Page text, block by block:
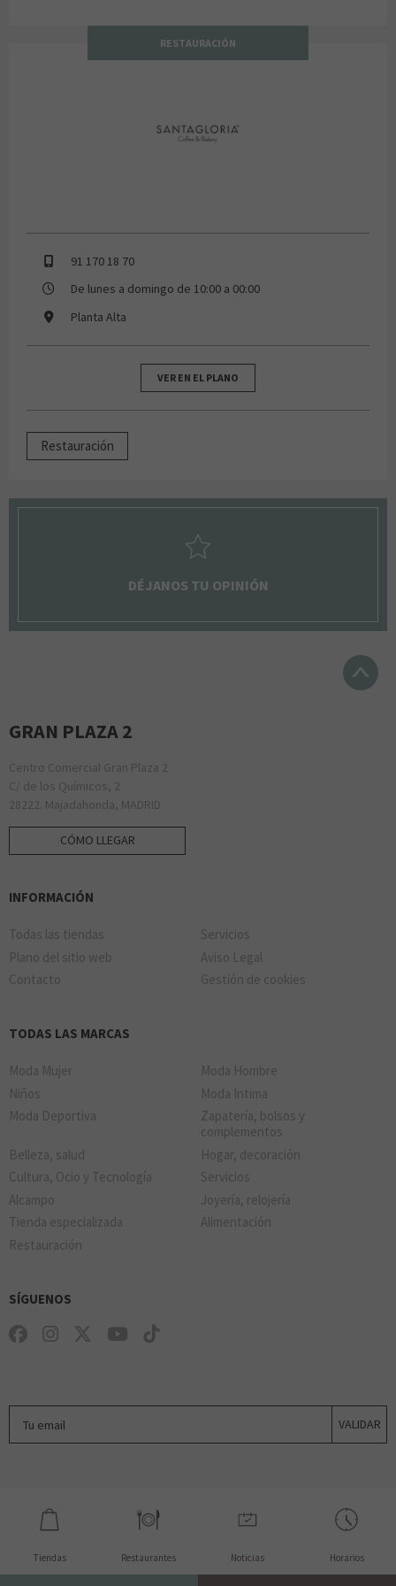
RESTAURACIÓN
91 170 18 70
De lunes a domingo de 10:00 a 00:00
Planta Alta
VER EN EL PLANO
Restauración
DÉJANOS TU OPINIÓN
GRAN PLAZA 2
Centro Comercial Gran Plaza 2
C/ de los Químicos, 2
28222. Majadahonda, MADRID
CÓMO LLEGAR
INFORMACIÓN
Todas las tiendas
Servicios
Plano del sitio web
Aviso Legal
Contacto
Gestión de cookies
TODAS LAS MARCAS
Moda Mujer
Moda Hombre
Niños
Moda Intima
Moda Deportiva
Zapatería, bolsos y
complementos
Belleza, salud
Hogar, decoración
Cultura, Ocio y Tecnología
Servicios
Alcampo
Joyería, relojería
Tienda especializada
Alimentación
Restauración
SÍGUENOS
VALIDAR
Tiendas Restaurantes Noticias Horarios